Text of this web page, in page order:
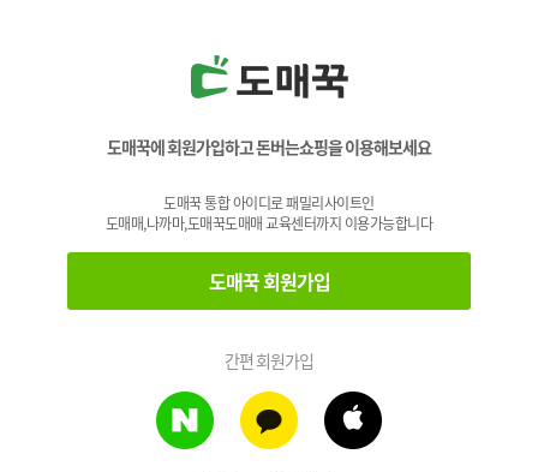
도매꾹에 회원가입하고 돈버는쇼핑을 이용해보세요
도매꾹 통합 아이디로 패밀리사이트인
도매매,나까마,도매꾹도매매 교육센터까지 이용가능합니다
도매꾹 회원가입
간편 회원가입